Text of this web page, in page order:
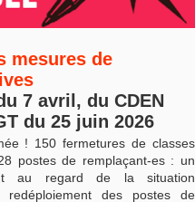
mesures de
7 avril, du CDEN
du 25 juin 2026
! 150 fermetures de classes
postes de remplaçant-es : un
au regard de la situation
redéploiement des postes de